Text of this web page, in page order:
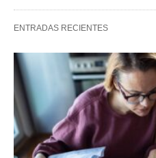
ENTRADAS RECIENTES